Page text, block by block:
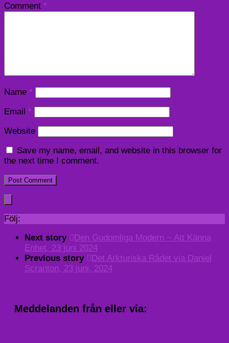
Comment *
Name *
Email *
Website
Save my name, email, and website in this browser for
the next time I comment.
Följ:
Next story
Den Gudomliga Modern ~ Att Känna
Enhet, 23 juni 2024
Previous story
Det Arkturiska Rådet via Daniel
Scranton, 23 juni, 2024
Meddelanden från eller via: